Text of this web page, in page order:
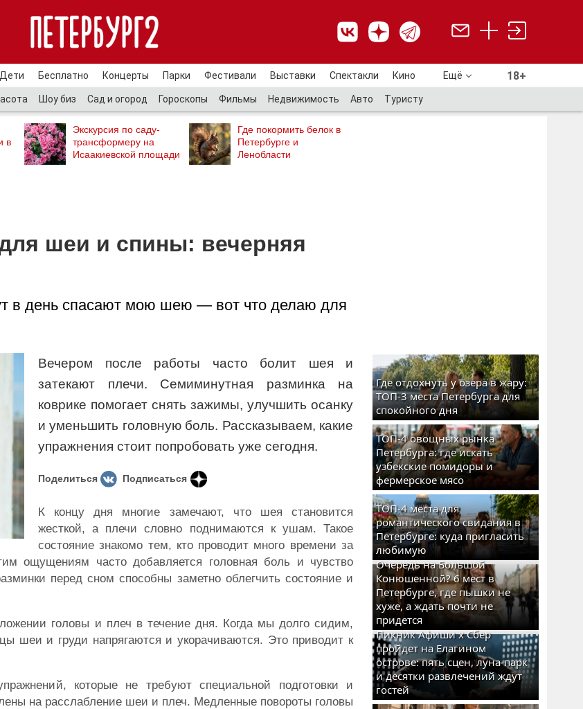
Дети Бесплатно Концерты Парки Фестивали Выставки Спектакли Кино Ещё 18+
Шоу биз Сад и огород Гороскопы Фильмы Недвижимость Авто Туристу
в
Экскурсия по саду-
трансформеру на
Исаакиевской площади
Где покормить белок в
Петербурге и
Ленобласти
шеи и спины: вечерняя
в день спасают мою шею — вот что делаю для
Вечером после работы часто болит шея и
затекают плечи. Семиминутная разминка на
коврике помогает снять зажимы, улучшить осанку
и уменьшить головную боль. Рассказываем, какие
упражнения стоит попробовать уже сегодня.
Поделиться Подписаться
К концу дня многие замечают, что шея становится
жесткой, а плечи словно поднимаются к ушам. Такое
состояние знакомо тем, кто проводит много времени за
ощущениям часто добавляется головная боль и чувство
перед сном способны заметно облегчить состояние и
головы и плеч в течение дня. Когда мы долго сидим,
шеи и груди напрягаются и укорачиваются. Это приводит к
которые не требуют специальной подготовки и
на расслабление шеи и плеч. Медленные повороты головы
Где отдохнуть у озера в жару:
ТОП-3 места Петербурга для
спокойного дня
ТОП-4 овощных рынка
Петербурга: где искать
узбекские помидоры и
фермерское мясо
ТОП-4 места для
романтического свидания в
Петербурге: куда пригласить
любимую
Очередь на Большой
Конюшенной? 6 мест в
Петербурге, где пышки не
хуже, а ждать почти не
придется
Пикник Афиши x Сбер
пройдет на Елагином
острове: пять сцен, луна-парк
и десятки развлечений ждут
гостей